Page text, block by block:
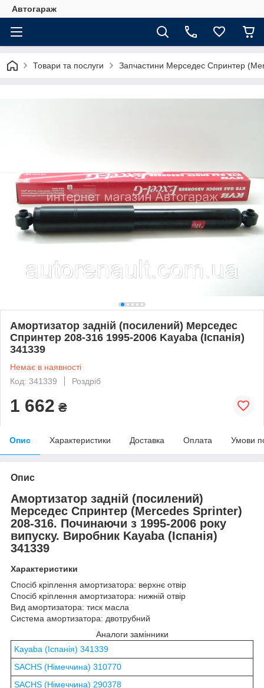
Автогараж
Товари та послуги Запчастини Мерседес Спринтер
Амортизатор задній (посилений) Мерседес
Спринтер 208-316 1995-2006 Kayaba (Іспанія)
341339
Немає в наявності
Код: 341339
Роздріб
1 662 ₴
Опис Характеристики Доставка Оплата Умови
Опис
Амортизатор задній (посилений)
Мерседес Спринтер (Mercedes Sprinter)
208-316. Починаючи з 1995-2006 року
випуску. Виробник Kayaba (Іспанія)
341339
Характеристики
Спосіб кріплення амортизатора: верхнє отвір
Спосіб кріплення амортизатора: нижній отвір
Вид амортизатора: тиск масла
Система амортизатора: двотрубний
Аналоги замінники
Kayaba (Іспанія) 341339
SACHS (Німеччина) 310770
SACHS (Німеччина) 290378